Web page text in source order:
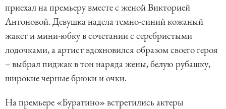
приехал на премьеру вместе с женой Викторией
Антоновой. Девушка надела темно-синий кожаный
жакет и мини-юбку в сочетании с серебристыми
лодочками, а артист вдохновился образом своего героя
– выбрал пиджак в тон наряда жены, белую рубашку,
широкие черные брюки и очки.
На премьере «Буратино» встретились актеры